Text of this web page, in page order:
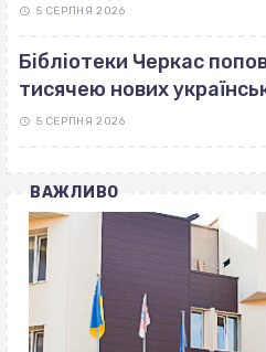
5 СЕРПНЯ 2026
Бібліотеки Черкас
тисячею нових
5 СЕРПНЯ 2026
ВАЖЛИВО